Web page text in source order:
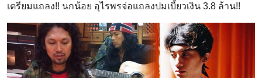
เตรียมแถลง!! นกน้อย อุไรพรจ่อแถลงปมเบี้ยวเงิน 3.8 ล้าน!!